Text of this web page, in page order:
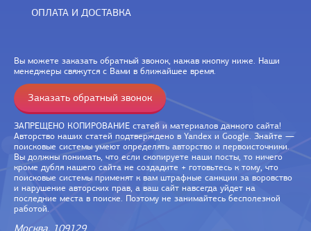
ОПЛАТА И ДОСТАВКА
Вы можете заказать обратный звонок, нажав кнопку ниже. Наши
менеджеры свяжутся с Вами в ближайшее время.
Заказать обратный звонок
ЗАПРЕЩЕНО КОПИРОВАНИЕ статей и материалов данного сайта!
Авторство наших статей подтверждено в Yandex и Google. Знайте —
поисковые системы умеют определять авторство и первоисточники.
Вы должны понимать, что если скопируете наши посты, то ничего
кроме дубля нашего сайта не создадите + готовьтесь к тому, что
поисковые системы применят к вам штрафные санкции за воровство
и нарушение авторских прав, а ваш сайт навсегда уйдет на
последние места в поиске. Поэтому не занимайтесь бесполезной
работой.
Москва, 109129